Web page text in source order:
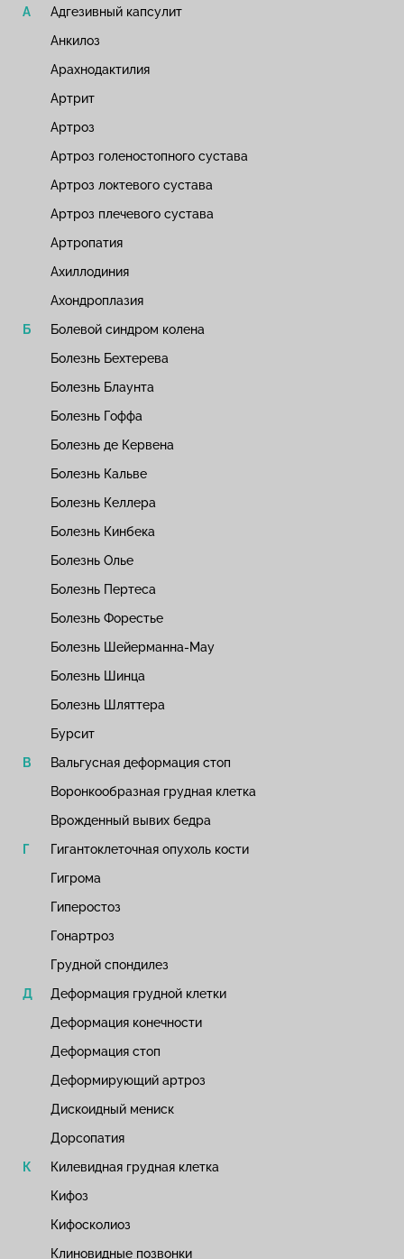
Адгезивный капсулит
Анкилоз
Арахнодактилия
Артрит
Артроз
Артроз голеностопного сустава
Артроз локтевого сустава
Артроз плечевого сустава
Артропатия
Ахиллодиния
Ахондроплазия
Болевой синдром колена
Болезнь Бехтерева
Болезнь Блаунта
Болезнь Гоффа
Болезнь де Кервена
Болезнь Кальве
Болезнь Келлера
Болезнь Кинбека
Болезнь Олье
Болезнь Пертеса
Болезнь Форестье
Болезнь Шейерманна-Мау
Болезнь Шинца
Болезнь Шляттера
Бурсит
Вальгусная деформация стоп
Воронкообразная грудная клетка
Врожденный вывих бедра
Гигантоклеточная опухоль кости
Гигрома
Гиперостоз
Гонартроз
Грудной спондилез
Деформация грудной клетки
Деформация конечности
Деформация стоп
Деформирующий артроз
Дискоидный мениск
Дорсопатия
Килевидная грудная клетка
Кифоз
Кифосколиоз
Клиновидные позвонки